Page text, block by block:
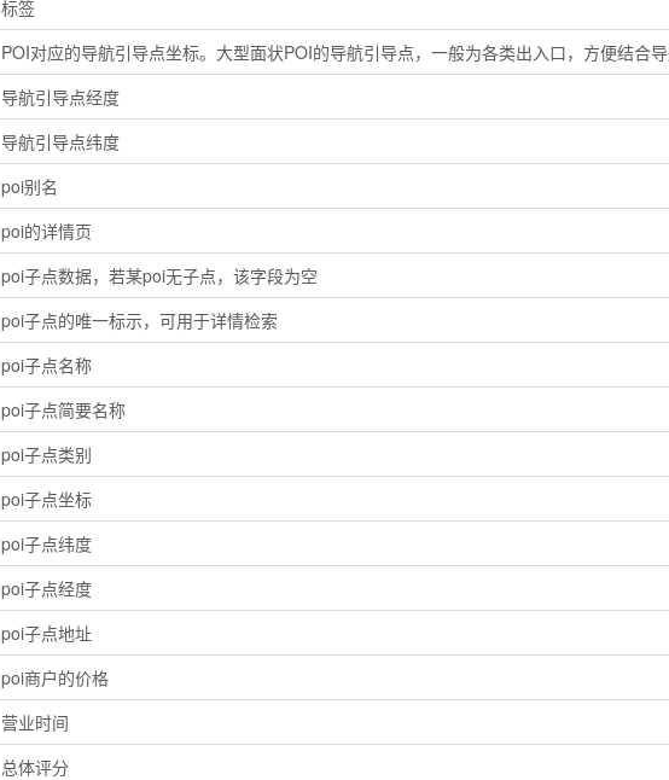
标签
POI对应的导航引导点坐标。大型面状POI的导航引导点，一般为各类出入口，方便结合
导航引导点经度
导航引导点纬度
poi别名
poi的详情页
poi子点数据，若某poi无子点，该字段为空
poi子点的唯一标示，可用于详情检索
poi子点名称
poi子点简要名称
poi子点类别
poi子点坐标
poi子点纬度
poi子点经度
poi子点地址
poi商户的价格
营业时间
总体评分